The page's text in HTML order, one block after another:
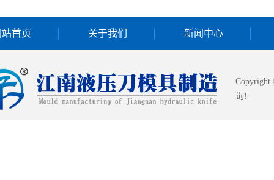
首页 关于我们 新闻中心
Copyright
询!